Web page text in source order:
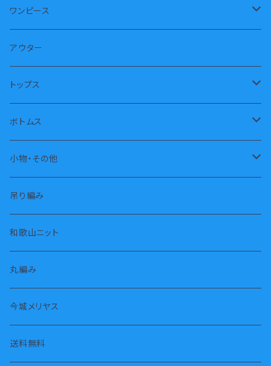
ワンピース
半袖
長袖
ノースリーブ
アウター
トップス
トレーナー
パーカー
タートル
タンクトップ
長袖
七分袖
半袖
ボトムス
長パンツ
半パンツ
スカート
小物・その他
靴下
枕カバー
スヌード・ストール
タオル
腹巻
吊り編み
和歌山ニット
丸編み
今城メリヤス
送料無料